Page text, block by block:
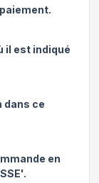
il est indiqué
dans ce
en